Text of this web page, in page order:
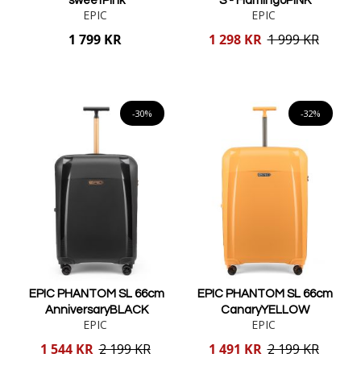
EPIC
1 799 KR
EPIC
Reducerat
1 298 KR 1 999 KR
-30%
EPIC PHANTOM SL 66cm
AnniversaryBLACK
EPIC
Reducerat
1 544 KR 2 199 KR
-32%
EPIC PHANTOM SL 66cm
CanaryYELLOW
EPIC
Reducerat
1 491 KR 2 199 KR